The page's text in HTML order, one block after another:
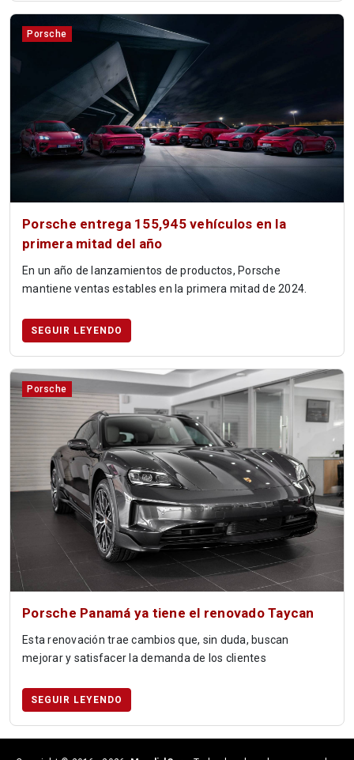
Porsche
Porsche entrega 155,945 vehículos en la
primera mitad del año
En un año de lanzamientos de productos, Porsche
mantiene ventas estables en la primera mitad de 2024.
SEGUIR LEYENDO
Porsche
Porsche Panamá ya tiene el renovado Taycan
Esta renovación trae cambios que, sin duda, buscan
mejorar y satisfacer la demanda de los clientes
SEGUIR LEYENDO